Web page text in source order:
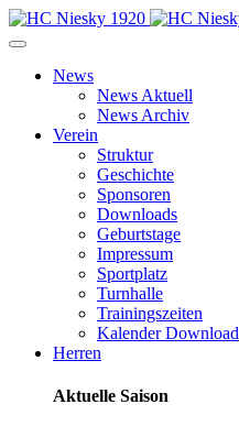
News
News Aktuell
News Archiv
Verein
Struktur
Geschichte
Sponsoren
Downloads
Geburtstage
Impressum
Sportplatz
Turnhalle
Trainingszeiten
Kalender Download
Herren
Aktuelle Saison